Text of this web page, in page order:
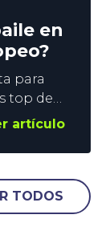
en
para
top del
y
le
En
artículo
TODOS